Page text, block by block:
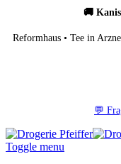
🚚
Reformhaus • Tee in
💬
Toggle menu